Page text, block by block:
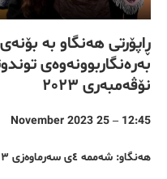
نۆڤەمبەری ٢٠٢٣
12:45 – 25 November 2023
هەنگاو: شەممە ٤ی سەرماوەزی ٢٧٢٣